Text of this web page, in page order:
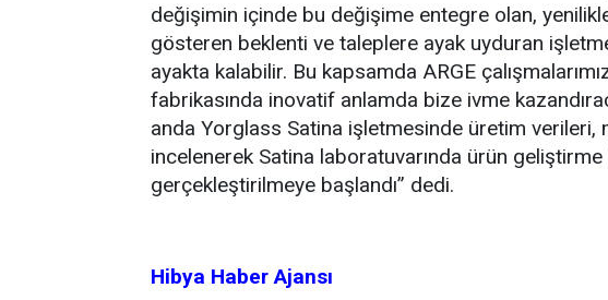
değişimin içinde bu değişime entegre olan,
gösteren beklenti ve taleplere ayak uyduran
ayakta kalabilir. Bu kapsamda ARGE
fabrikasında inovatif anlamda bize ivme
anda Yorglass Satina işletmesinde üretim
incelenerek Satina laboratuvarında ürün geliştirme
gerçekleştirilmeye başlandı” dedi.
Hibya Haber Ajansı